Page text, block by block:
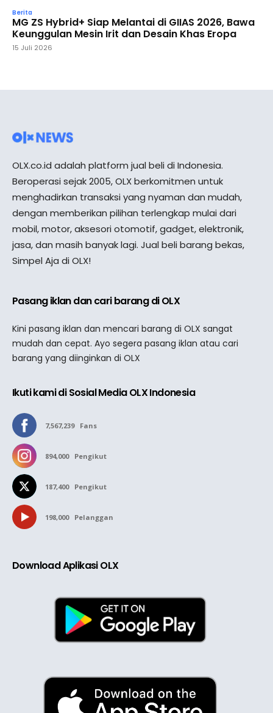
Berita
MG ZS Hybrid+ Siap Melantai di GIIAS 2026, Bawa
Keunggulan Mesin Irit dan Desain Khas Eropa
15 Juli 2026
OLX.co.id adalah platform jual beli di Indonesia.
Beroperasi sejak 2005, OLX berkomitmen untuk
menghadirkan transaksi yang nyaman dan mudah,
dengan memberikan pilihan terlengkap mulai dari
mobil, motor, aksesori otomotif, gadget, elektronik,
jasa, dan masih banyak lagi. Jual beli barang bekas,
Simpel Aja di OLX!
Pasang iklan dan cari barang di OLX
Kini pasang iklan dan mencari barang di OLX sangat
mudah dan cepat. Ayo segera pasang iklan atau cari
barang yang diinginkan di OLX
Ikuti kami di Sosial Media OLX Indonesia
7,567,239 Fans
894,000 Pengikut
187,400 Pengikut
198,000 Pelanggan
Download Aplikasi OLX